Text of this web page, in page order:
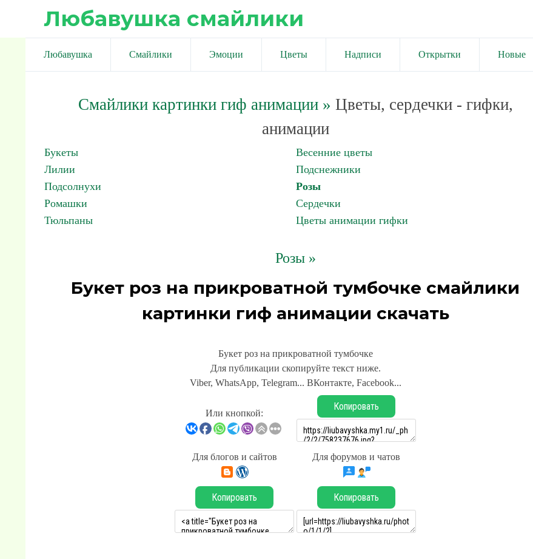
Любавушка смайлики
Любавушка Смайлики Эмоции Цветы Надписи Открытки Новые
Смайлики картинки гиф анимации» Цветы, сердечки - гифки,
анимации
Букеты
Весенние цветы
Лилии
Подснежники
Подсолнухи
Розы
Ромашки
Сердечки
Тюльпаны
Цветы анимации гифки
Розы »
Букет роз на прикроватной тумбочке смайлики
картинки гиф анимации скачать
Букет роз на прикроватной тумбочке
Для публикации скопируйте текст ниже.
Viber, WhatsApp, Telegram... ВКонтакте, Facebook...
Или кнопкой:
Копировать
Для блогов и сайтов Для форумов и чатов
Копировать Копировать